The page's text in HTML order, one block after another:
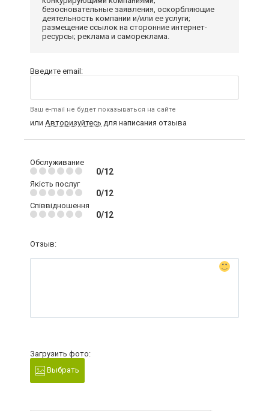
безосновательные заявления, оскорбляющие
деятельность компании и/или ее услуги;
размещение ссылок на сторонние интернет-
ресурсы; реклама и самореклама.
Введите email:
Ваш e-mail не будет показываться на сайте
или Авторизуйтесь для написания отзыва
Обслуживание
0/12
Якість послуг
0/12
Співвідношення
0/12
Отзыв:
Загрузить фото:
Выбрать